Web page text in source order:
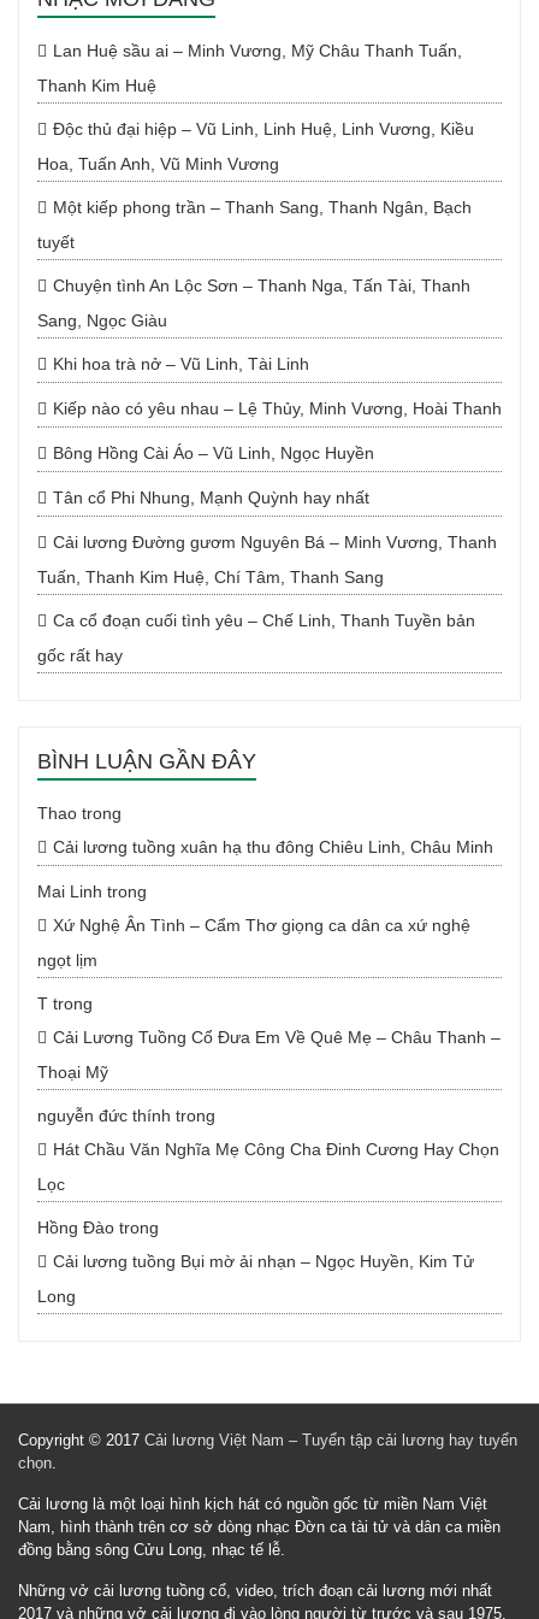
Lan Huệ sầu ai – Minh Vương, Mỹ Châu Thanh Tuấn,
Thanh Kim Huệ
Độc thủ đại hiệp – Vũ Linh, Linh Huệ, Linh Vương, Kiều
Hoa, Tuấn Anh, Vũ Minh Vương
Một kiếp phong trần – Thanh Sang, Thanh Ngân, Bạch
tuyết
Chuyện tình An Lộc Sơn – Thanh Nga, Tấn Tài, Thanh
Sang, Ngọc Giàu
Khi hoa trà nở – Vũ Linh, Tài Linh
Kiếp nào có yêu nhau – Lệ Thủy, Minh Vương, Hoài Thanh
Bông Hồng Cài Áo – Vũ Linh, Ngọc Huyền
Tân cổ Phi Nhung, Mạnh Quỳnh hay nhất
Cải lương Đường gươm Nguyên Bá – Minh Vương, Thanh
Tuấn, Thanh Kim Huệ, Chí Tâm, Thanh Sang
Ca cổ đoạn cuối tình yêu – Chế Linh, Thanh Tuyền bản
gốc rất hay
BÌNH LUẬN GẦN ĐÂY
Thao trong
Cải lương tuồng xuân hạ thu đông Chiêu Linh, Châu Minh
Mai Linh trong
Xứ Nghệ Ân Tình – Cẩm Thơ giọng ca dân ca xứ nghệ
ngọt lịm
T trong
Cải Lương Tuồng Cổ Đưa Em Về Quê Mẹ – Châu Thanh –
Thoại Mỹ
nguyễn đức thính trong
Hát Chầu Văn Nghĩa Mẹ Công Cha Đinh Cương Hay Chọn
Lọc
Hồng Đào trong
Cải lương tuồng Bụi mờ ải nhạn – Ngọc Huyền, Kim Tử
Long
Copyright © 2017 Cải lương Việt Nam – Tuyển tập cải lương hay tuyển
chọn.
Cải lương là một loại hình kịch hát có nguồn gốc từ miền Nam Việt
Nam, hình thành trên cơ sở dòng nhạc Đờn ca tài tử và dân ca miền
đồng bằng sông Cửu Long, nhạc tế lễ.
Những vở cải lương tuồng cổ, video, trích đoạn cải lương mới nhất
2017 và những vở cải lương đi vào lòng người từ trước và sau 1975.